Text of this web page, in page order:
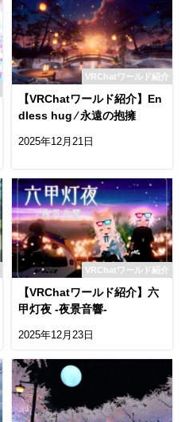
VRChatワールド紹介
【VRChatワールド紹介】En
dless hug ⁄ 永遠の抱擁
2025年12月21日
VRChatワールド紹介
【VRChatワールド紹介】六
甲灯夜 -夜景音響-
2025年12月23日